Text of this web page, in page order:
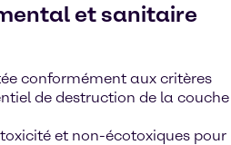
et sanitaire
conformément aux critères
de destruction de la couche
et non-écotoxiques pour